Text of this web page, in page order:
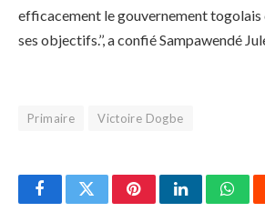
efficacement le gouvernement togolais
ses objectifs.’’, a confié Sampawendé
Primaire Victoire Dogbe
FacebookTwitterPinterestLinkedIn